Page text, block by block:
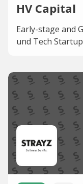
HV Capital
Early-stage and
und Tech